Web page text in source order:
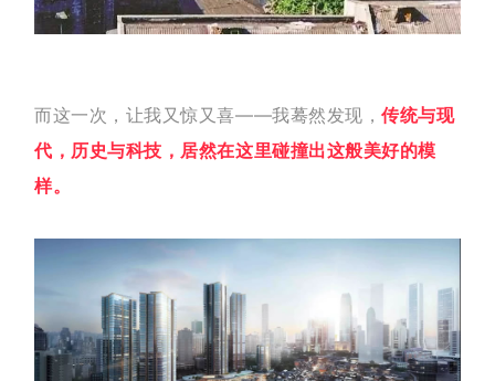
而这一次，让我又惊又喜——我蓦然发现，传统与现
代，历史与科技，居然在这里碰撞出这般美好的模
样。